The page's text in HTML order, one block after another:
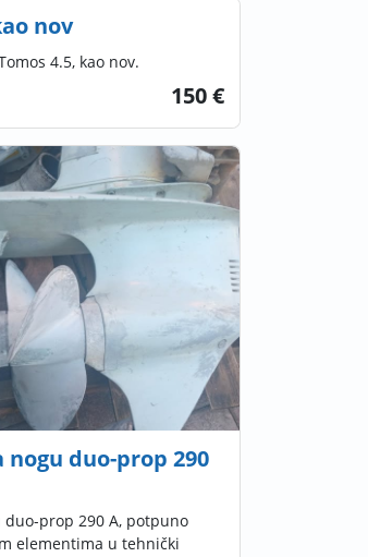
nov
4.5, kao nov.
150 €
nogu duo-prop 290
duo-prop 290 A, potpuno
elementima u tehnički